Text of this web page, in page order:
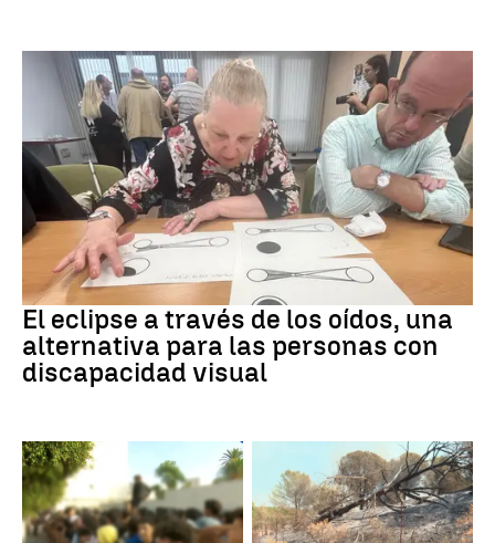
Eclipse solar
El eclipse a través de los oídos, una
alternativa para las personas con
discapacidad visual